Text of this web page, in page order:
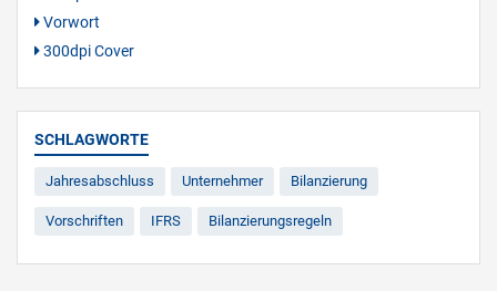
Vorwort
300dpi Cover
SCHLAGWORTE
Jahresabschluss Unternehmer Bilanzierung
Vorschriften IFRS Bilanzierungsregeln